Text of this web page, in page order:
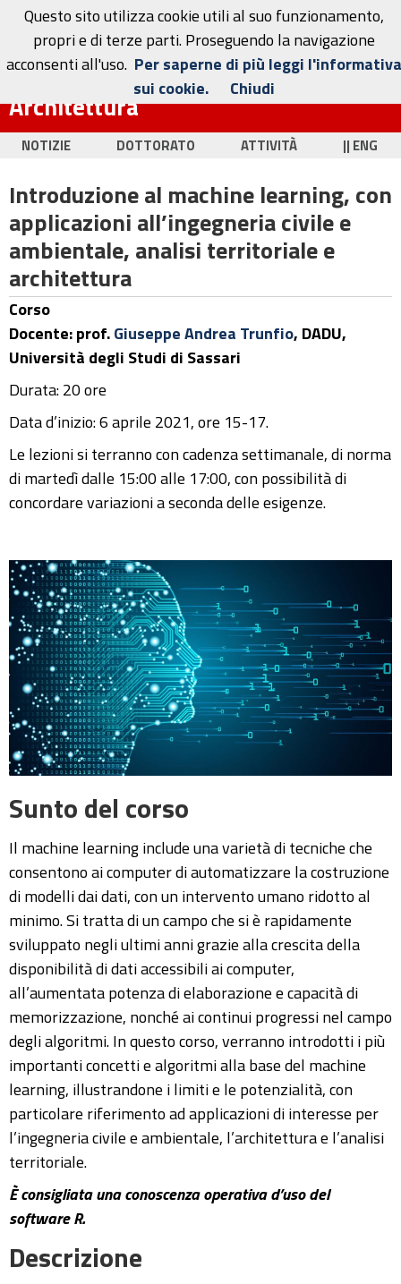
Dottorato in Ingegneria Civile e
Architettura
NOTIZIE DOTTORATO ATTIVITÀ || ENG
Introduzione al machine learning, con
applicazioni all’ingegneria civile e
ambientale, analisi territoriale e
architettura
Corso
Docente: prof.Giuseppe Andrea Trunfio, DADU,
Università degli Studi di Sassari
Durata: 20 ore
Data d’inizio: 6 aprile 2021, ore 15-17.
Le lezioni si terranno con cadenza settimanale, di norma
di martedì dalle 15:00 alle 17:00, con possibilità di
concordare variazioni a seconda delle esigenze.
Sunto del corso
Il machine learning include una varietà di tecniche che
consentono ai computer di automatizzare la costruzione
di modelli dai dati, con un intervento umano ridotto al
minimo. Si tratta di un campo che si è rapidamente
sviluppato negli ultimi anni grazie alla crescita della
disponibilità di dati accessibili ai computer,
all’aumentata potenza di elaborazione e capacità di
memorizzazione, nonché ai continui progressi nel campo
degli algoritmi. In questo corso, verranno introdotti i più
importanti concetti e algoritmi alla base del machine
learning, illustrandone i limiti e le potenzialità, con
particolare riferimento ad applicazioni di interesse per
l’ingegneria civile e ambientale, l’architettura e l’analisi
territoriale.
È consigliata una conoscenza operativa d’uso del
software R.
Descrizione
Questo sito utilizza cookie utili al suo funzionamento,
propri e di terze parti. Proseguendo la navigazione
acconsenti all'uso. Per saperne di più leggi l'informativa
sui cookie.
Chiudi